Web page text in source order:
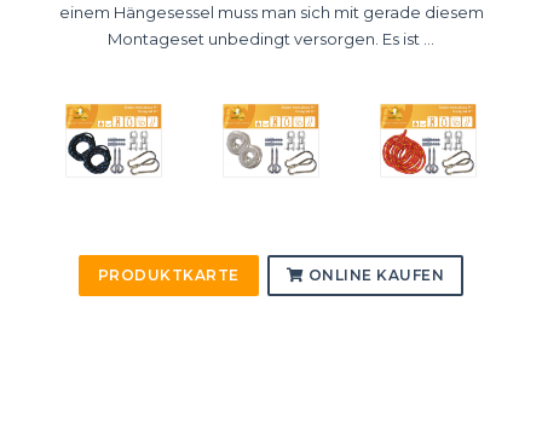
einem Hängesessel muss man sich mit gerade diesem
Montageset unbedingt versorgen. Es ist ...
PRODUKTKARTE ONLINE KAUFEN